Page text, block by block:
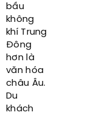
bầu
không
khí Trung
Đông
hơn là
văn hóa
châu Âu.
Du
khách